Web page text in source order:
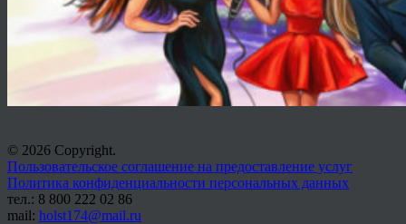
© 2026 Copyright.
Пользовательское соглашение на предоставление услуг
Политика конфиденциальности персональных данных
тел.: 8 800 222 02 86
mail: holst174@mail.ru